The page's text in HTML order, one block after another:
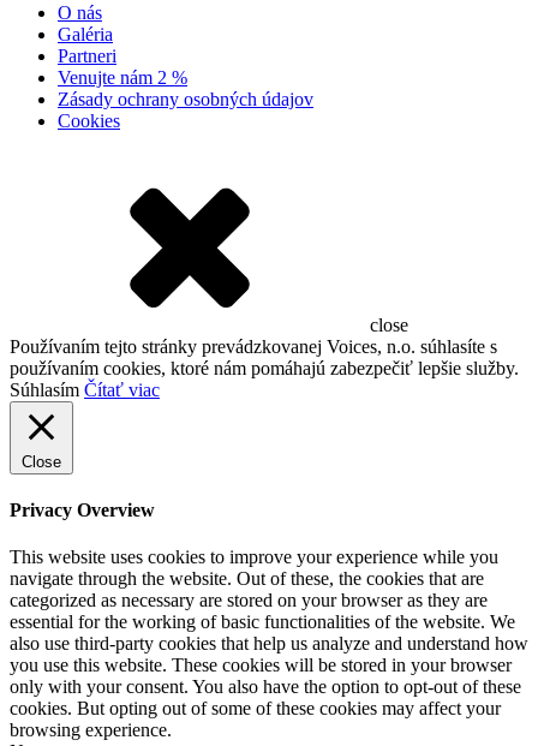
O nás
Galéria
Partneri
Venujte nám 2 %
Zásady ochrany osobných údajov
Cookies
close
Používaním tejto stránky prevádzkovanej Voices, n.o. súhlasíte s
používaním cookies, ktoré nám pomáhajú zabezpečiť lepšie služby.
Súhlasím Čítať viac
Close
Privacy Overview
This website uses cookies to improve your experience while you
navigate through the website. Out of these, the cookies that are
categorized as necessary are stored on your browser as they are
essential for the working of basic functionalities of the website. We
also use third-party cookies that help us analyze and understand how
you use this website. These cookies will be stored in your browser
only with your consent. You also have the option to opt-out of these
cookies. But opting out of some of these cookies may affect your
browsing experience.